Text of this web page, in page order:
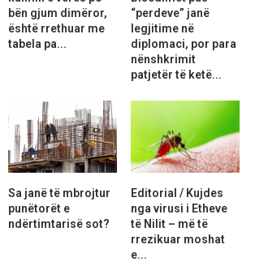
bën gjum dimëror,
është rrethuar me
tabela pa...
“perdeve” janë
legjitime në
diplomaci, por para
nënshkrimit
patjetër të ketë...
Sa janë të mbrojtur
punëtorët e
ndërtimtarisë sot?
Editorial / Kujdes
nga virusi i Etheve
të Nilit – më të
rrezikuar moshat
e...